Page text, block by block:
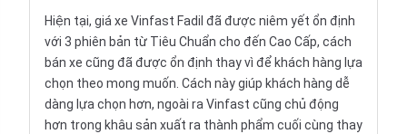
Hiện tại, giá xe Vinfast Fadil đã được niêm yết ổn định
với 3 phiên bản từ Tiêu Chuẩn cho đến Cao Cấp, cách
bán xe cũng đã được ổn định thay vì để khách hàng lựa
chọn theo mong muốn. Cách này giúp khách hàng dễ
dàng lựa chọn hơn, ngoài ra Vinfast cũng chủ động
hơn trong khâu sản xuất ra thành phẩm cuối cùng thay